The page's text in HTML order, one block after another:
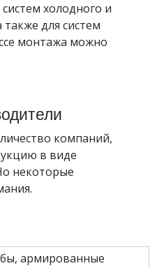
холодного и
также для систем
монтажа можно
компаний,
в виде
некоторые